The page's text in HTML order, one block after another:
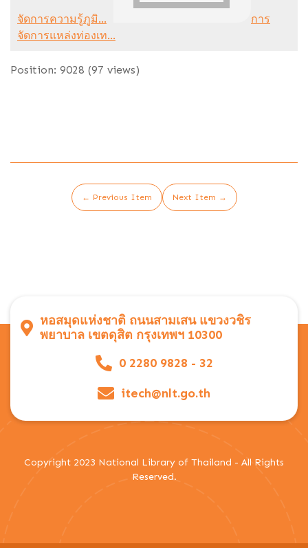
จัดการความรู้ภูมิ...
การ
จัดการแหล่งท่องเท...
Position: 9028 (97 views)
← Previous Item Next Item →
หอสมุดแห่งชาติ ถนนสามเสน แขวงวชิร
พยาบาล เขตดุสิต กรุงเทพฯ 10300
0 2280 9828 - 32
itech@nlt.go.th
Copyright 2023 National Library of Thailand - All Rights
Reserved.